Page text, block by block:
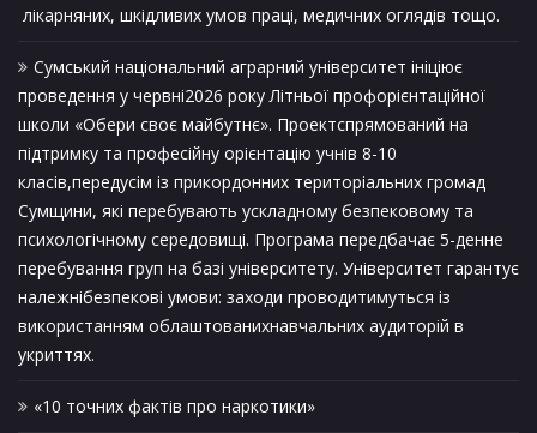
лікарняних, шкідливих умов праці, медичних оглядів тощо.
Сумський національний аграрний університет ініціює
проведення у червні2026 року Літньої профорієнтаційної
школи «Обери своє майбутнє». Проектспрямований на
підтримку та професійну орієнтацію учнів 8-10
класів,передусім із прикордонних територіальних громад
Сумщини, які перебувають ускладному безпековому та
психологічному середовищі. Програма передбачає 5-денне
перебування груп на базі університету. Університет гарантує
належнібезпекові умови: заходи проводитимуться із
використанням облаштованихнавчальних аудиторій в
укриттях.
«10 точних фактів про наркотики»